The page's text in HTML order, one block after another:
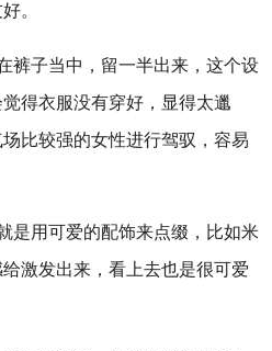
。
裤子当中，留一半出来，这个设
得衣服没有穿好，显得太邋
比较强的女性进行驾驭，容易
是用可爱的配饰来点缀，比如米
激发出来，看上去也是很可爱